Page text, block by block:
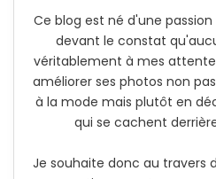
Ce blog est né d'une
devant le constat
véritablement à mes
améliorer ses photos non
à la mode mais plutôt en
qui se cachent
Je souhaite donc au travers